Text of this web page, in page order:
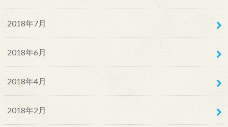
2018年7月
2018年6月
2018年4月
2018年2月